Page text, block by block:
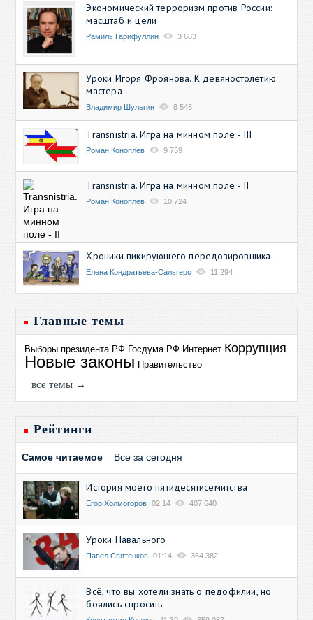
Экономический терроризм против России:
масштаб и цели
Рамиль Гарифуллин 3 683
Уроки Игоря Фроянова. К девяностолетию
мастера
Владимир Шульгин 8 546
Transnistria. Игра на минном поле - III
Роман Коноплев 9 759
Transnistria. Игра на минном поле - II
Роман Коноплев 10 724
Хроники пикирующего передозировщика
Елена Кондратьева-Сальгеро 11 294
Главные темы
Выборы президента РФ Госдума РФ Интернет Коррупция
Новые законы Правительство
все темы →
Рейтинги
Самое читаемое Все за сегодня
История моего пятидесятисемитства
Егор Холмогоров 02:14 407 640
Уроки Навального
Павел Святенков 01:14 364 382
Всё, что вы хотели знать о педофилии, но
боялись спросить